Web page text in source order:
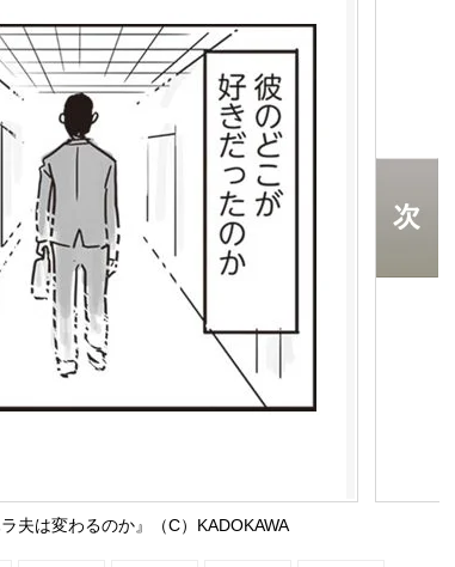
夫は変わるのか』（C）KADOKAWA